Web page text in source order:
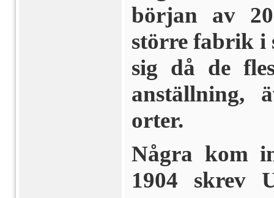
början av
större fabrik i
sig då de
anställning,
orter.
Några kom
1904 skrev